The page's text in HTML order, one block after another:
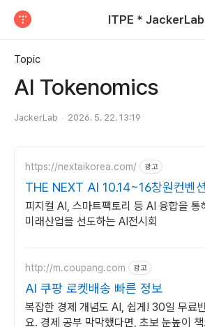
ITPE * JackerLab
Topic
AI Tokenomics
JackerLab 2026. 5. 22. 13:19
https://nextaikorea.com/ 광고
THE NEXT AI 10.14~16창원컨벤션
센터
피지컬 AI, 스마트팩토리 등 AI 융합을 통
미래산업을 선도하는 AI전시회
http://m.coupang.com 광고
AI 쿠팡 로켓배송 빠른 정보
복잡한 경제 개념도 AI, 쉽게! 30일 무료
요. 경제 공부 막막했다면, 초보 눈높이